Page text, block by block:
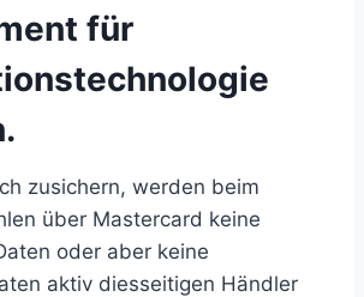
für
zusichern, werden beim
über Mastercard keine
oder aber keine
aktiv diesseitigen Händler